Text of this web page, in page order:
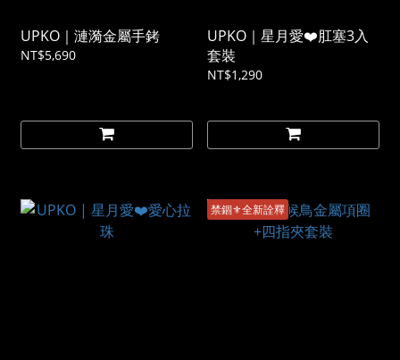
UPKO｜漣漪金屬手銬
NT$5,690
UPKO｜星月愛❤️肛塞3入
套裝
NT$1,290
禁錮⚜️全新詮釋